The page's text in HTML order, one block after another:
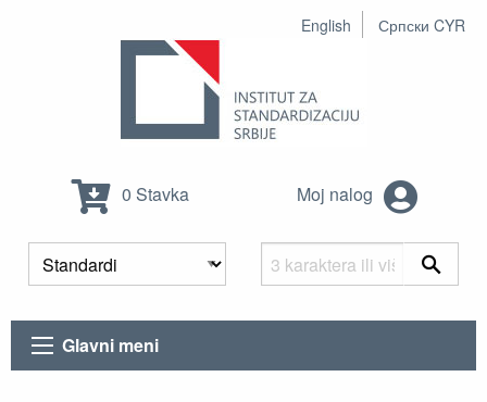
English Српски CYR
0 Stavka Moj nalog
Glavni meni